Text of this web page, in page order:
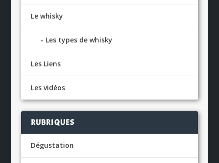
Le whisky
Les types de whisky
Les Liens
Les vidéos
RUBRIQUES
Dégustation